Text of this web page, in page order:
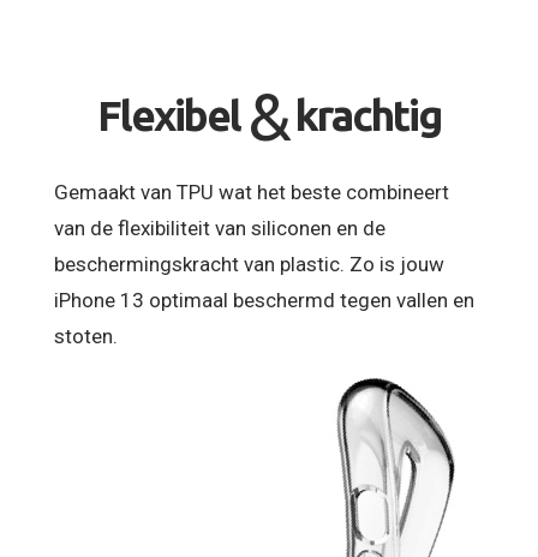
Flexibel & krachtig
Gemaakt van TPU wat het beste combineert
van de flexibiliteit van siliconen en de
beschermingskracht van plastic. Zo is jouw
iPhone 13 optimaal beschermd tegen vallen en
stoten.